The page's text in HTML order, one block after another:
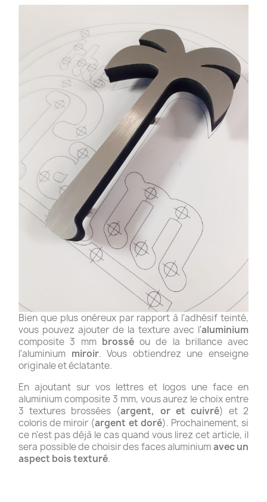
Bien que plus onéreux par rapport à l'adhésif teinté,
vous pouvez ajouter de la texture avec l'aluminium
composite 3 mm brosséou de la brillance avec
l'aluminium miroir. Vous obtiendrez une enseigne
originale et éclatante.
En ajoutant sur vos lettres et logos une face en
aluminium composite 3 mm, vous aurez le choix entre
3 textures brossées (argent, or et cuivré) et 2
coloris de miroir (argent et doré). Prochainement, si
ce n'est pas déjà le cas quand vous lirez cet article, il
sera possible de choisir des faces aluminiumavec un
aspect bois texturé.